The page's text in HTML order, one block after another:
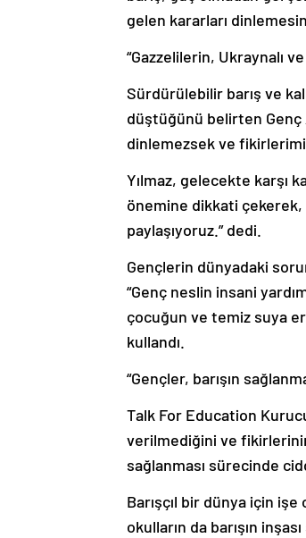
gelen kararları
“Gazzelilerin, Ukraynalı
Sürdürülebilir barış ve
düştüğünü belirten Genç
dinlemezsek ve
Yılmaz, gelecekte karşı
önemine dikkati çekerek,
paylaşıyoruz.” dedi.
Gençlerin dünyadaki
“Genç neslin insani
çocuğun ve temiz suya
kullandı.
“Gençler, barışın
Talk For Education
verilmediğini ve
sağlanması sürecinde
Barışçıl bir dünya için
okulların da barışın